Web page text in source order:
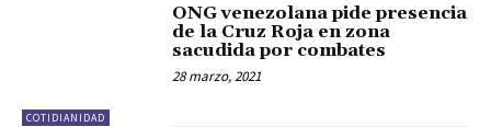
COTIDIANIDAD
ONG venezolana pide presencia
de la Cruz Roja en zona
sacudida por combates
28 marzo, 2021